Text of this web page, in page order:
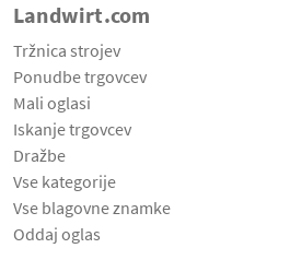
Landwirt.com
Tržnica strojev
Ponudbe trgovcev
Mali oglasi
Iskanje trgovcev
Dražbe
Vse kategorije
Vse blagovne znamke
Oddaj oglas